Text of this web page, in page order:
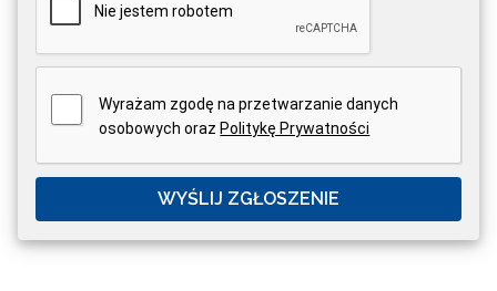
Wyrażam zgodę na przetwarzanie danych
osobowych oraz Politykę Prywatności
WYŚLIJ ZGŁOSZENIE